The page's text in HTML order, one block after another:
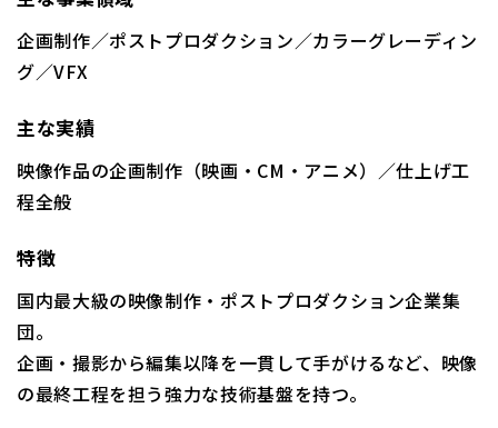
企画制作／ポストプロダクション／カラーグレーディン
グ／VFX
主な実績
映像作品の企画制作（映画・CM・アニメ）／仕上げ工
程全般
特徴
国内最大級の映像制作・ポストプロダクション企業集
団。
企画・撮影から編集以降を一貫して手がけるなど、映像
の最終工程を担う強力な技術基盤を持つ。